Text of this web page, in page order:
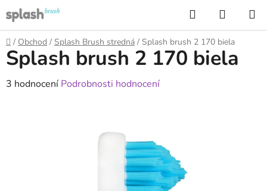
Přejít
na
obsah
Hledat
KOŠÍK
Domů
/ Obchod / Splash Brush stredná / Splash brush 2 170 biela
Splash brush 2 170 biela
Průměrné
3 hodnocení Podrobnosti hodnocení